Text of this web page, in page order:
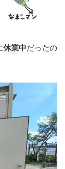
休業中だったの